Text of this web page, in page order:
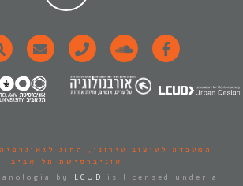
המעבדה לעיצוב עירוני,
החוג
אוניברסיטת תל אביב
by LCUD
is licensed under a